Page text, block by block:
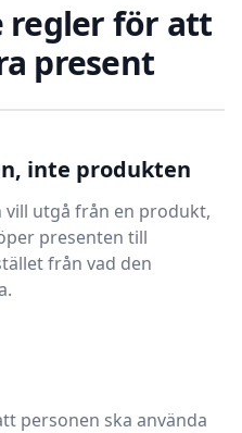
regler för att
present
inte produkten
utgå från en produkt,
presenten till
från vad den
personen ska använda